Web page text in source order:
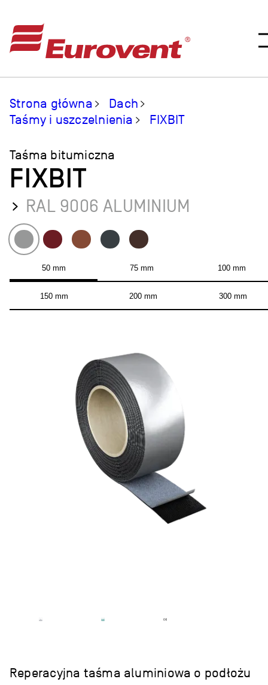
Strona główna
Dach
Taśmy i uszczelnienia
FIXBIT
Taśma bitumiczna
FIXBIT
RAL 9006 ALUMINIUM
50 mm 75 mm 100 mm
150 mm 200 mm 300 mm
Reperacyjna taśma aluminiowa o podłożu